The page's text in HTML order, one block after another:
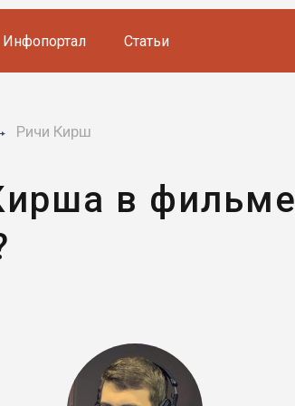
Инфопортал Статьи
Ричи Кирш
в фильме